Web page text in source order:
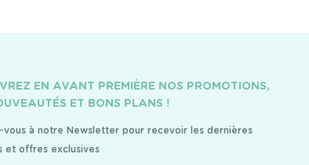
EN AVANT PREMIÈRE NOS PROMOTIONS,
ET BONS PLANS !
vous à notre Newsletter pour recevoir les dernières
et offres exclusives